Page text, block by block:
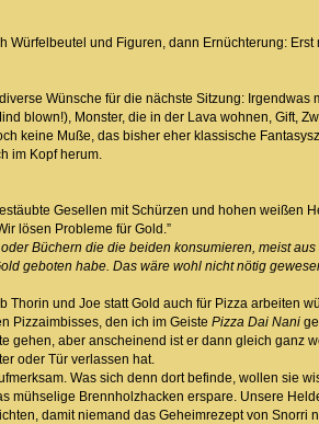
und Figuren, dann Ernüchterung:
Wünsche für die nächste Sitzung:
blown!), Monster, die in der Lava wohnen, Gift,
keine Muße, das bisher eher klassische
im Kopf herum.
Gesellen mit Schürzen und hohen weißen
lösen Probleme für Gold.”
Büchern die die beiden konsumieren, meist
geboten habe. Das wäre wohl nicht nötig
und Joe statt Gold auch für Pizza arbeiten
Pizzaimbisses, den ich im Geiste Pizza Dai Nani
gehen, aber anscheinend ist er dann gleich ganz
oder Tür verlassen hat.
Was sich denn dort befinde, wollen sie
mühselige Brennholzhacken erspare. Unsere
damit niemand das Geheimrezept von Snorri